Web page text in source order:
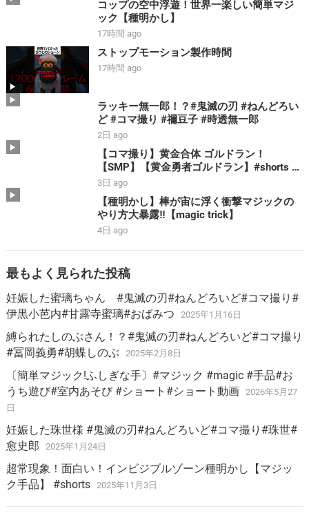
コップの空中浮遊！世界一楽しい簡単マジ
ック【種明かし】
17時間 ago
ストップモーション製作時間
17時間 ago
ラッキー無一郎！？#鬼滅の刃 #ねんどろい
ど #コマ撮り #禰豆子 #時透無一郎
2日 ago
【コマ撮り】黄金合体 ゴルドラン！
【SMP】【黄金勇者ゴルドラン】#shorts #
ゴルドラン #smp #stopmotion #黄金合体 ＃
3日 ago
【種明かし】棒が宙に浮く衝撃マジックの
やり方大暴露‼️【magic trick】
4日 ago
最もよく見られた投稿
妊娠した蜜璃ちゃん #鬼滅の刃#ねんどろいど#コマ撮り#
伊黒小芭内#甘露寺蜜璃#おばみつ
2025年1月16日
縛られたしのぶさん！？#鬼滅の刃#ねんどろいど#コマ撮り
#冨岡義勇#胡蝶しのぶ
2025年2月8日
〔簡単マジック!ふしぎな手〕#マジック #magic #手品#お
うち遊び#室内あそび #ショート#ショート動画
2026年5月27
日
妊娠した珠世様 #鬼滅の刃#ねんどろいど#コマ撮り#珠世#
愈史郎
2025年1月24日
超常現象！面白い！インビジブルゾーン種明かし【マジッ
ク手品】 #shorts
2025年11月3日